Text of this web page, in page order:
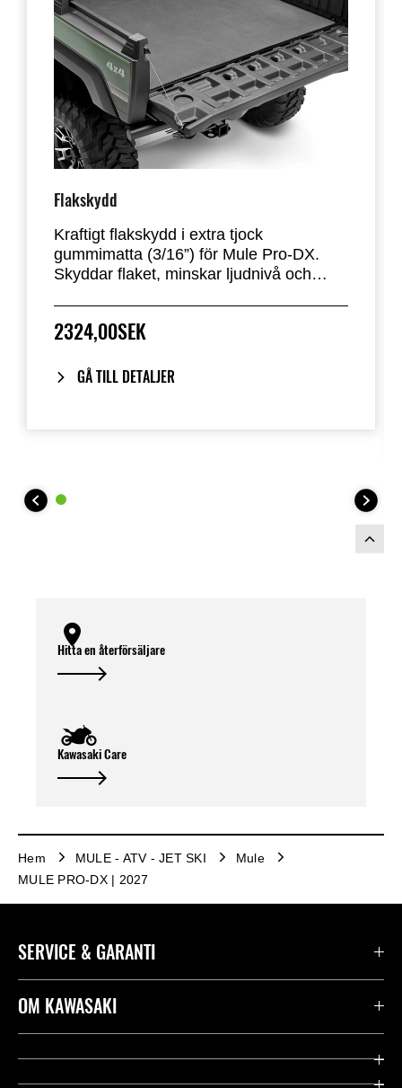
Flakskydd
Kraftigt flakskydd i extra tjock
gummimatta (3/16”) för Mule Pro-DX.
Skyddar flaket, minskar ljudnivå och
2324,00SEK
GÅ TILL DETALJER
Hitta en återförsäljare
Kawasaki Care
Hem MULE - ATV - JET SKI
Mule
MULE PRO-DX | 2027
SERVICE & GARANTI
Kontakta oss
Användbara länkar
OM KAWASAKI
Företag